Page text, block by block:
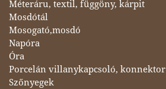
Méteráru, textil, függöny, kárpit
Mosdótál
Mosogató,mosdó
Napóra
Óra
Porcelán villanykapcsoló, konnektor
Szőnyegek